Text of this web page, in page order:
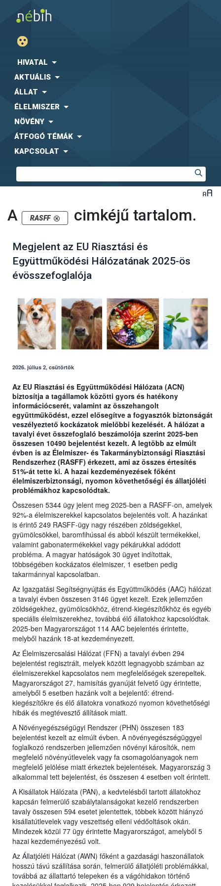
HIVATAL
AKTUÁLIS
ÁLLAT
ÉLELMISZER
NÖVÉNY
ÁTFOGÓ TÉMÁK
KAPCSOLAT
A RASFF cimkéjű tartalom.
Megjelent az EU Riasztási és
Együttműködési Hálózatának 2025-ös
évösszefoglalója
2026. július 2, csütörtök
Az EU Riasztási és Együttműködési Hálózata (ACN)
biztosítja a tagállamok közötti gyors és hatékony
információcserét, valamint az összehangolt
együttműködést, ezzel elősegítve a fogyasztók biztonságát
veszélyeztető kockázatok mielőbbi kezelését. A hálózat a
tavalyi évet összefoglaló beszámolója szerint 2025-ben
összesen 10490 bejelentést kezelt. A legtöbb az elmúlt
évben is az Élelmiszer- és Takarmánybiztonsági Riasztási
Rendszerhez (RASFF) érkezett, ami az összes értesítés
51%-át tette ki. A hazai kezdeményezések főként
élelmiszerbiztonsági, nyomon követhetőségi és állatjóléti
problémákhoz kapcsolódtak.
Összesen 5344 ügy jelent meg 2025-ben a RASFF-on, amelyek
92%-a élelmiszerekkel kapcsolatos bejelentés volt. A hazánkat
is érintő 249 RASFF-ügy nagy részében zöldségekkel,
gyümölcsökkel, baromfihússal és abból készült termékekkel,
valamint gabonatermékekkel vagy pékárukkal adódott
probléma. A magyar hatóságok 30 ügyet indítottak,
többségében kockázatos élelmiszer, 1 esetben pedig
takarmánnyal kapcsolatban.
Az Igazgatási Segítségnyújtás és Együttműködés (AAC) hálózat
a tavalyi évben összesen 3146 ügyet kezelt. Ezek jellemzően
zöldségekhez, gyümölcsökhöz, étrend-kiegészítőkhöz és egyéb
speciális élelmiszerekhez, továbbá élő állatokhoz kapcsolódtak.
2025-ben Magyarországot 114 AAC bejelentés érintette,
melyből hazánk 18-at kezdeményezett.
Az Élelmiszercsalási Hálózat (FFN) a tavalyi évben 294
bejelentést regisztrált, melyek között legnagyobb számban az
élelmiszerekkel kapcsolatos nem megfelelőségek szerepeltek.
Magyarországot 27, hamisítás gyanúját felvető ügy érintette,
amelyből 5 esetben hazánk volt a bejelentő: étrend-
kiegészítőkre és élő állatokra vonatkozó nyomon követhetőségi
hibák és megtévesztő állítások miatt.
A Növényegészségügyi Rendszer (PHN) összesen 183
bejelentést kezelt az elmúlt évben. A növényegészségüggyel
foglalkozó rendszerben jellemzően növényi károsítók, nem
megfelelő növényútlevelek vagy fa csomagolóanyagok nem
megfelelő jelölése miatt érkeztek bejelentések. Magyarország 3
alkalommal tett bejelentést, és összesen 4 esetben volt érintett.
A Kisállatok Hálózata (PAN), a kedvtelésből tartott állatokhoz
kapcsán felmerülő szabálytalanságokat kezelő rendszerben
tavaly összesen 594 esetet jelentettek, többek között hiányzó
kisállatútlevelek vagy veszettség elleni védőoltások okán.
Mindezek közül 77 ügy érintette Magyarországot, amelyből 5
hazai kezdeményezésű volt.
Az Állatjóléti Hálózat (AWN) főként a gazdasági haszonállatok
hosszú távú szállítása során, felmerülő állatjóléti problémákkal,
továbbá az állattartó telepeken és a vágóhidakon történő